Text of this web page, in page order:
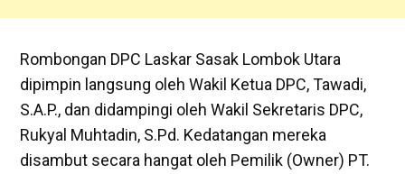
Rombongan DPC Laskar Sasak Lombok Utara
dipimpin langsung oleh Wakil Ketua DPC, Tawadi,
S.A.P., dan didampingi oleh Wakil Sekretaris DPC,
Rukyal Muhtadin, S.Pd. Kedatangan mereka
disambut secara hangat oleh Pemilik (Owner) PT.